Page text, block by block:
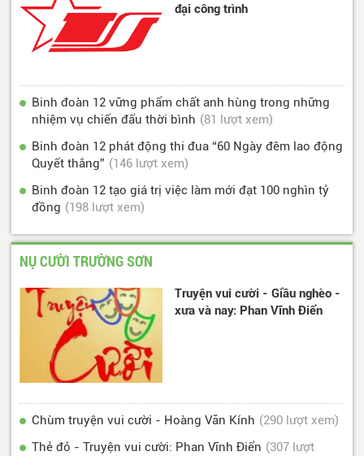
đại công trình
Binh đoàn 12 vững phẩm chất anh hùng trong những
nhiệm vụ chiến đấu thời bình (81 lượt xem)
Binh đoàn 12 phát động thi đua “60 Ngày đêm lao động
Quyết thắng” (146 lượt xem)
Binh đoàn 12 tạo giá trị việc làm mới đạt 100 nghìn tỷ
đồng (198 lượt xem)
NỤ CƯỜI TRƯỜNG SƠN
Truyện vui cười - Giầu nghèo -
xưa và nay: Phan Vĩnh Điển
Chùm truyện vui cười - Hoàng Văn Kính (290 lượt xem)
Thẻ đỏ - Truyện vui cười: Phan Vĩnh Điển (307 lượt